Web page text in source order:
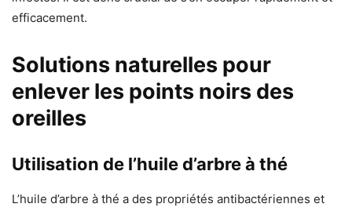
efficacement.
Solutions naturelles pour
enlever les points noirs des
oreilles
Utilisation de l’huile d’arbre à thé
L’huile d’arbre à thé a des propriétés antibactériennes et